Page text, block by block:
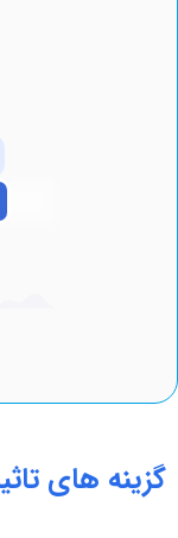
های تاثیر گذار